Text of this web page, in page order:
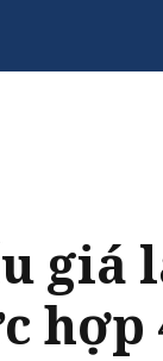
giá
hợp